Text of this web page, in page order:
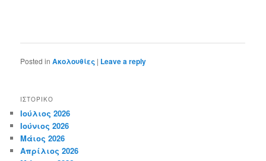
Posted in Ακολουθίες | Leave a reply
ΙΣΤΟΡΙΚΌ
Ιούλιος 2026
Ιούνιος 2026
Μάιος 2026
Απρίλιος 2026